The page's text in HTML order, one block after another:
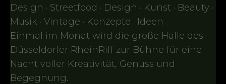
Design · Streetfood · Design · Kunst · Beauty ·
Musik · Vintage · Konzepte · Ideen
Einmal im Monat wird die große Halle des
Düsseldorfer RheinRiff zur Bühne für eine
Nacht voller Kreativität, Genuss und
Begegnung.